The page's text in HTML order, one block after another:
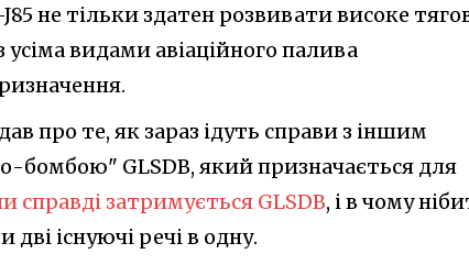
не тільки здатен розвивати високе
видами авіаційного палива
про те, як зараз ідуть справи з іншим
бомбою" GLSDB, який призначається для
справді затримується GLSDB, і в чому
існуючі речі в одну.